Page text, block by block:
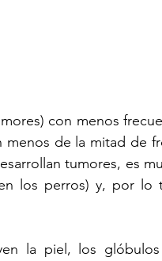
con menos
de la mitad de
tumores, es
los perros) y, por lo
la piel, los glóbulos